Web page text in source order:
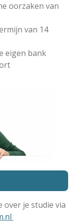
oorzaken van
van 14
eigen bank
over je studie via